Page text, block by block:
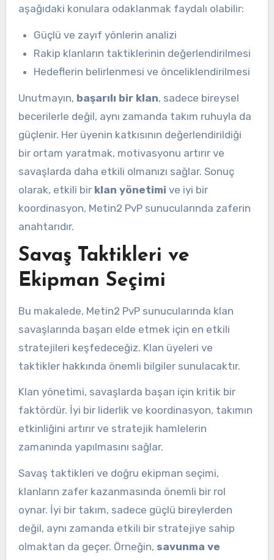
aşağıdaki konulara odaklanmak faydalı olabilir:
Güçlü ve zayıf yönlerin analizi
Rakip klanların taktiklerinin değerlendirilmesi
Hedeflerin belirlenmesi ve önceliklendirilmesi
Unutmayın, başarılı bir klan, sadece bireysel
becerilerle değil, aynı zamanda takım ruhuyla da
güçlenir. Her üyenin katkısının değerlendirildiği
bir ortam yaratmak, motivasyonu artırır ve
savaşlarda daha etkili olmanızı sağlar. Sonuç
olarak, etkili bir klan yönetimi ve iyi bir
koordinasyon, Metin2 PvP sunucularında zaferin
anahtarıdır.
Savaş Taktikleri ve
Ekipman Seçimi
Bu makalede, Metin2 PvP sunucularında klan
savaşlarında başarı elde etmek için en etkili
stratejileri keşfedeceğiz. Klan üyeleri ve
taktikler hakkında önemli bilgiler sunulacaktır.
Klan yönetimi, savaşlarda başarı için kritik bir
faktördür. İyi bir liderlik ve koordinasyon, takımın
etkinliğini artırır ve stratejik hamlelerin
zamanında yapılmasını sağlar.
Savaş taktikleri ve doğru ekipman seçimi,
klanların zafer kazanmasında önemli bir rol
oynar. İyi bir takım, sadece güçlü bireylerden
değil, aynı zamanda etkili bir stratejiye sahip
olmaktan da geçer. Örneğin, savunma ve